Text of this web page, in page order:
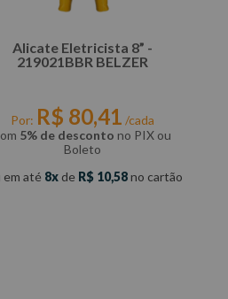
Alicate Eletricista 8” -
219021BBR BELZER
Por: R$ 80,41 /cada
5% de desconto no PIX ou
Boleto
em até 8 de R$ 10,58no cartão